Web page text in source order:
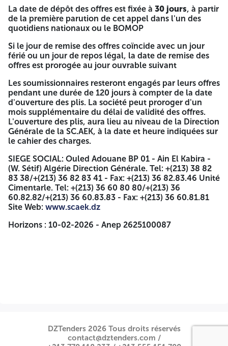
présent cahier des charges. Dès réception du justificatif du
paiement, le cahier des charges sera transmis par Mail à
l'intéressé qui va lui permettre de participer à cet appel
d'offres.
Les deux (02) offres (technique et financière),
accompagnées des documents exigés dans le cahier des
charges, doivent être dans deux (02) enveloppes séparées
et contenues dans une seule enveloppe extérieure,
déposée au bureau du secrétariat de la Commission Des
Achats de la SCAEK à l'adresse sus indiquée.
L'enveloppe extérieure doit être strictement anonyme, et
ne portera que la seule mention :
Appel d'Offres National et International Ouvert Avec
Exigences de Capacités MinimalesN°
04/DGA/SCAEK/2026
Etude, fouraiture, supervision de montage et mise en
fardélisation, pour sacs à ciment de 50 kg et 25 kg, au
prorogée au jour ouvrable suivant
La date de dépôt des offres est fixée à 30 jours, à partir
de la première parution de cet appel dans l'un des
quotidiens nationaux ou le BOMOP
Si le jour de remise des offres coïncide avec un jour
férié ou un jour de repos légal, la date de remise des
offres est prorogée au jour ouvrable suivant
Les soumissionnaires resteront engagés par leurs offres
pendant une durée de 120 jours à compter de la date
d'ouverture des plis. La société peut proroger d'un
mois supplémentaire du délai de validité des offres.
L'ouverture des plis, aura lieu au niveau de la Direction
Générale de la SC.AEK, à la date et heure indiquées sur
le cahier des charges.
SIEGE SOCIAL: Ouled Adouane BP 01 - Ain El Kabira -
(W. Sétif) Algérie Direction Générale. Tel: +(213) 38 82
83 38/+(213) 36 82 83 41 - Fax: +(213) 36 82.83.46 Unité
Cimentarle. Tel: +(213) 36 60 80 80/+(213) 36
60.82.82/+(213) 36 60.83.83 - Fax: +(213) 36 60.81.81
Site Web: www.scaek.dz
Horizons : 10-02-2026 - Anep 2625100087
DZTenders 2026 Tous droits réservés
contact@dztenders.com /